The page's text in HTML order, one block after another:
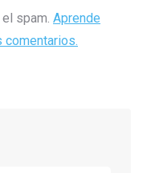
spam. Aprende